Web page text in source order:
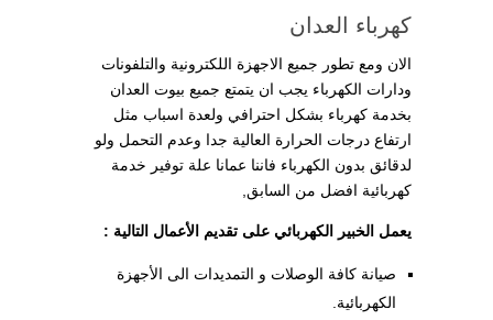
كهرباء العدان
الان ومع تطور جميع الاجهزة اللكترونية والتلفونات
ودارات الكهرباء يجب ان يتمتع جميع بيوت العدان
بخدمة كهرباء بشكل احترافي ولعدة اسباب مثل
ارتفاع درجات الحرارة العالية جدا وعدم التحمل ولو
لدقائق بدون الكهرباء فاننا عمانا علة توفير خدمة
كهربائية افضل من السابق,
يعمل الخبير الكهربائي على تقديم الأعمال التالية :
صيانة كافة الوصلات و التمديدات الى الأجهزة
الكهربائية.